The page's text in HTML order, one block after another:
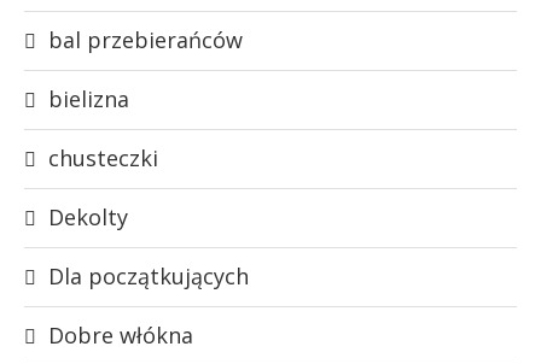
bal przebierańców
bielizna
chusteczki
Dekolty
Dla początkujących
Dobre włókna